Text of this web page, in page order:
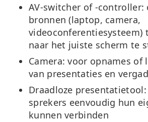
AV-switcher of -controller:
bronnen (laptop, camera,
videoconferentiesysteem)
naar het juiste scherm te
Camera: voor opnames of
van presentaties en
Draadloze presentatietool:
sprekers eenvoudig hun
kunnen verbinden